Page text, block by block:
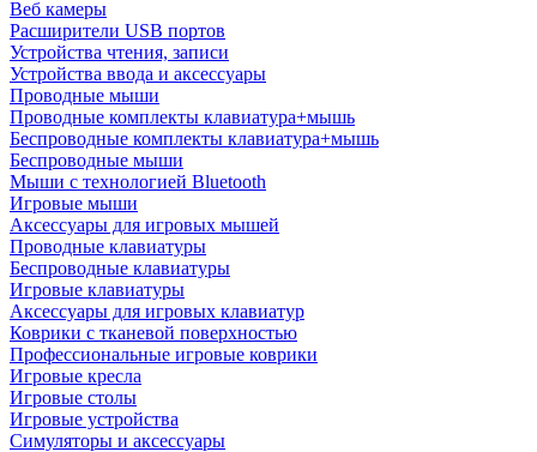
Веб камеры
Расширители USB портов
Устройства чтения, записи
Устройства ввода и аксессуары
Проводные мыши
Проводные комплекты клавиатура+мышь
Беспроводные комплекты клавиатура+мышь
Беспроводные мыши
Мыши с технологией Bluetooth
Игровые мыши
Аксессуары для игровых мышей
Проводные клавиатуры
Беспроводные клавиатуры
Игровые клавиатуры
Аксессуары для игровых клавиатур
Коврики с тканевой поверхностью
Профессиональные игровые коврики
Игровые кресла
Игровые столы
Игровые устройства
Симуляторы и аксессуары